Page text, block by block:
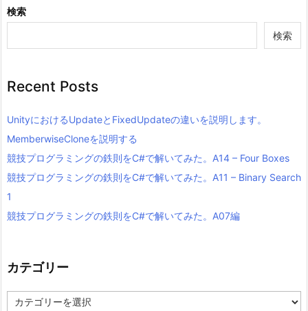
検索
検索
Recent Posts
UnityにおけるUpdateとFixedUpdateの違いを説明します。
MemberwiseCloneを説明する
競技プログラミングの鉄則をC#で解いてみた。A14 – Four Boxes
競技プログラミングの鉄則をC#で解いてみた。A11 – Binary Search
1
競技プログラミングの鉄則をC#で解いてみた。A07編
カテゴリー